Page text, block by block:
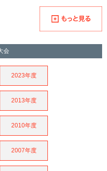
会
2023年度
2013年度
2010年度
2007年度